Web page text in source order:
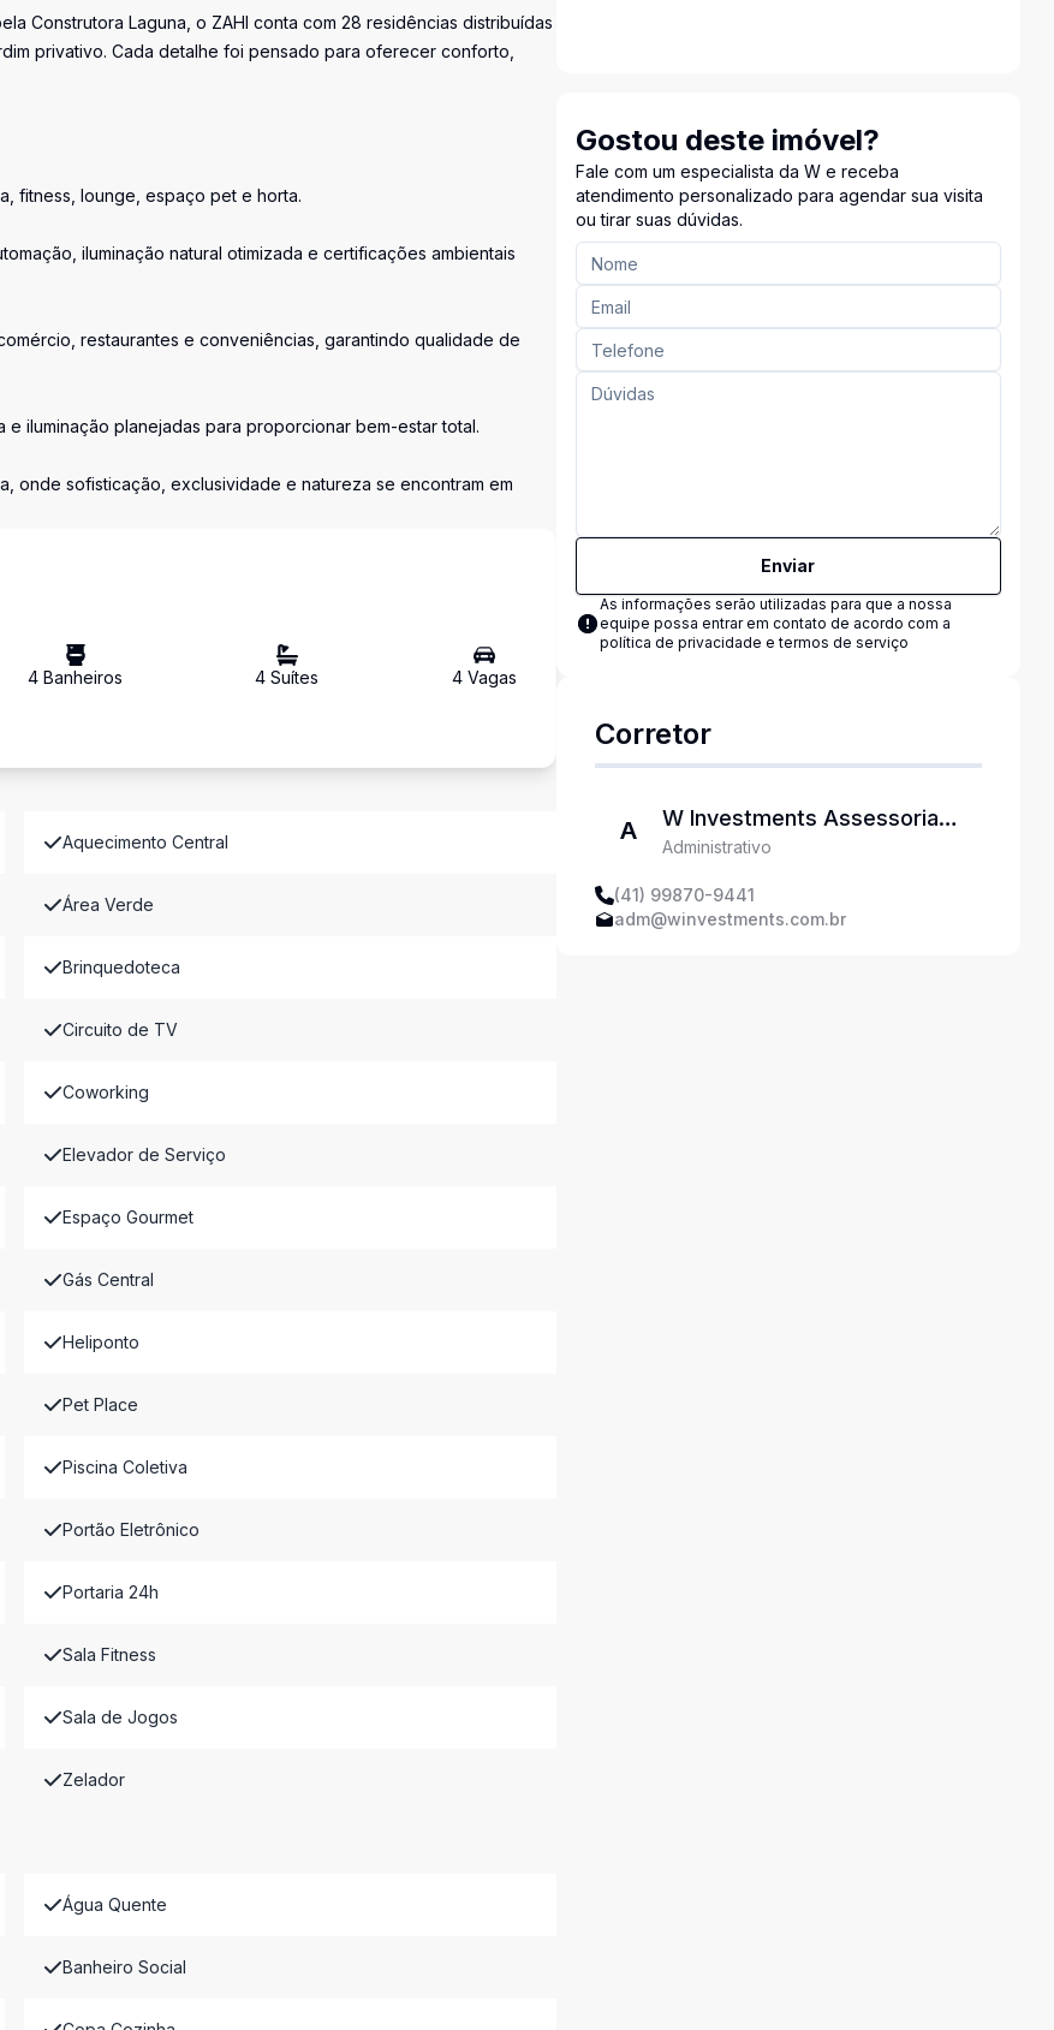
Construtora Laguna, o ZAHI conta com 28 residências distribuídas
privativo. Cada detalhe foi pensado para oferecer conforto,
fitness, lounge, espaço pet e horta.
iluminação natural otimizada e certificações ambientais
restaurantes e conveniências, garantindo qualidade de
iluminação planejadas para proporcionar bem-estar total.
onde sofisticação, exclusividade e natureza se encontram em
4 Banheiros 4 Suítes 4Vagas
Aquecimento Central
Área Verde
Brinquedoteca
Circuito de TV
Coworking
Elevador de Serviço
Espaço Gourmet
Gás Central
Heliponto
Pet Place
Piscina Coletiva
Portão Eletrônico
Portaria 24h
Sala Fitness
Sala de Jogos
Zelador
Água Quente
Banheiro Social
Gostou deste imóvel?
Fale com um especialista da W e receba
atendimento personalizado para agendar sua visita
ou tirar suas dúvidas.
Enviar
As informações serão utilizadas para que a nossa
equipe possa entrar em contato de acordo com a
política de privacidade e termos de serviço
Corretor
A
W Investments Assessoria
Imobiliária
Administrativo
(41) 99870-9441
adm@winvestments.com.br